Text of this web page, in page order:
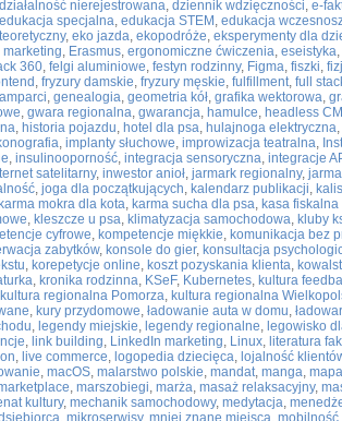
działalność nierejestrowana, dziennik wdzięczności, e-
edukacja specjalna, edukacja STEM , edukacja
, eko jazda, ekopodróże, eksperymenty dla
, Erasmus, ergonomiczne ćwiczenia, eseistyka,
360, felgi aluminiowe, festyn rodzinny, Figma, fiszki,
, fryzury damskie, fryzury męskie, fulfillment, full
, genealogia, geometria kół, grafika wektorowa,
, gwara regionalna, gwarancja, hamulce, headless
, historia pojazdu, hotel dla psa, hulajnoga elektryczna,
, implanty słuchowe, improwizacja teatralna,
, insulinooporność, integracja sensoryczna, integracje
satelitarny, inwestor anioł, jarmark regionalny,
, joga dla początkujących, kalendarz publikacji,
karma mokra dla kota, karma sucha dla psa, kasa
, kleszcze u psa, klimatyzacja samochodowa, kluby
cyfrowe, kompetencje miękkie, komunikacja bez
zabytków, konsole do gier, konsultacja
, korepetycje online, koszt pozyskania klienta,
, kronika rodzinna, KSeF, Kubernetes, kultura
kultura regionalna Pomorza, kultura regionalna
, kury przydomowe, ładowanie auta w domu,
, legendy miejskie, legendy regionalne, legowisko
, link building, LinkedIn marketing, Linux, literatura
, live commerce, logopedia dziecięca, lojalność
, macOS, malarstwo polskie, mandat, manga,
, marszobiegi, marża, masaż relaksacyjny,
kultury, mechanik samochodowy, medytacja,
, mikroserwisy, mniej znane miejsca, mobilność